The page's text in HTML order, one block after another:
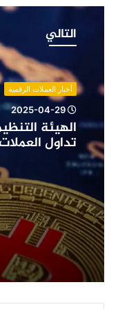
التاليالتنظيمية
على
منصات
العملات
الرقمية
الخاملة
وتدعو
التراخيص
أخبار العملات الرقمية
2025-04-29
الهيئة
تداول